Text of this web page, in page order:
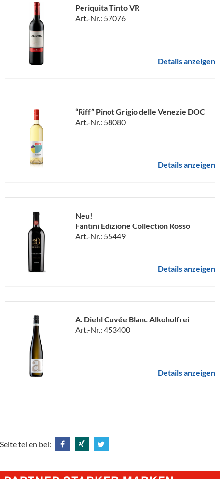
Periquita Tinto VR
Art.-Nr.: 57076
Details anzeigen
“Riff” Pinot Grigio delle Venezie DOC
Art.-Nr.: 58080
Details anzeigen
Neu!
Fantini Edizione Collection Rosso
Art.-Nr.: 55449
Details anzeigen
A. Diehl Cuvée Blanc Alkoholfrei
Art.-Nr.: 453400
Details anzeigen
Seite teilen bei:
@
@
@